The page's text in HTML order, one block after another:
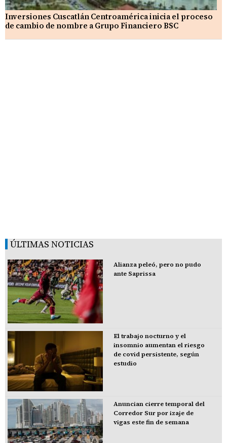
Inversiones Cuscatlán Centroamérica inicia el proceso
de cambio de nombre a Grupo Financiero BSC
ÚLTIMAS NOTICIAS
Alianza peleó, pero no pudo
ante Saprissa
El trabajo nocturno y el
insomnio aumentan el riesgo
de covid persistente, según
estudio
Anuncian cierre temporal del
Corredor Sur por izaje de
vigas este fin de semana